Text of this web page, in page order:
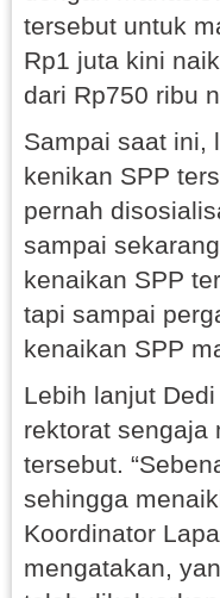
tersebut untuk
Rp1 juta kini
dari Rp750 ribu
Sampai saat ini,
kenikan SPP
pernah
sampai
kenaikan SPP
tapi sampai
kenaikan SPP
Lebih lanjut
rektorat sengaja
tersebut.
sehingga
Koordinator
mengatakan,